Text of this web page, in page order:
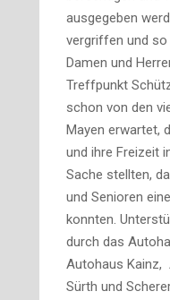
ausgegeben
vergriffen und
Damen und
Treffpunkt
schon von den
Mayen erwartet,
und ihre Freizeit
Sache stellten,
und Senioren
konnten.
durch das
Autohaus Kainz,
Sürth und